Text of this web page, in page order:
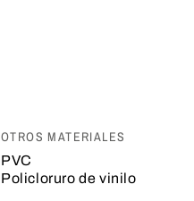
OTROS MATERIALES
PVC
Policloruro de vinilo